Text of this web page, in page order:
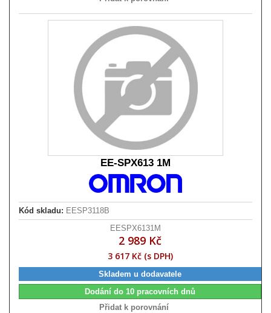
EE-SPX613 1M
Kód skladu: EESP3118B
EESPX6131M
2 989 Kč
3 617 Kč (s DPH)
Skladem u dodavatele
Dodání do 10 pracovních dnů
Přidat k porovnání